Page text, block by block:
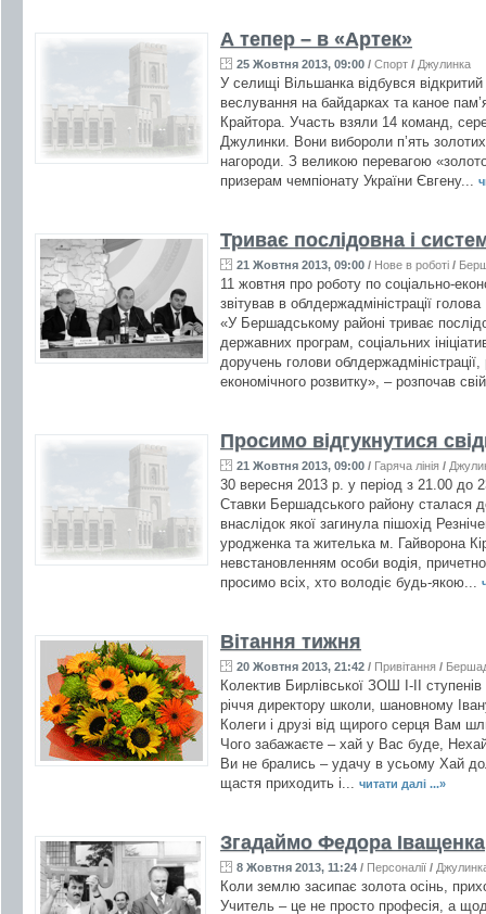
А тепер – в «Артек»
25 Жовтня 2013, 09:00 / Спорт / Джулинка
У селищі Вільшанка відбувся відкритий
веслування на байдарках та каное
Крайтора. Участь взяли 14 команд,
Джулинки. Вони вибороли п’ять
нагороди. З великою перевагою
призерам чемпіонату України Євгену...
Триває послідовна і
21 Жовтня 2013, 09:00 / Нове в роботі /
11 жовтня про роботу по соціально-
звітував в облдержадміністрації
«У Бершадському районі триває
державних програм, соціальних
доручень голови
економічного розвитку», – розпочав
Просимо відгукнутися
21 Жовтня 2013, 09:00 / Гаряча лінія /
30 вересня 2013 р. у період з 21.00 до
Ставки Бершадського району сталася
внаслідок якої загинула пішохід
уродженка та жителька м. Гайворона
невстановленням особи водія,
просимо всіх, хто володіє будь-якою...
Вітання тижня
20 Жовтня 2013, 21:42 / Привітання /
Колектив Бирлівської ЗОШ І-ІІ
річчя директору школи, шановному
Колеги і друзі від щирого серця Вам
Чого забажаєте – хай у Вас буде,
Ви не брались – удачу в усьому Хай
щастя приходить і... читати далі ...»
Згадаймо Федора Іващенка
8 Жовтня 2013, 11:24 / Персоналії /
Коли землю засипає золота осінь,
Учитель – це не просто професія, а